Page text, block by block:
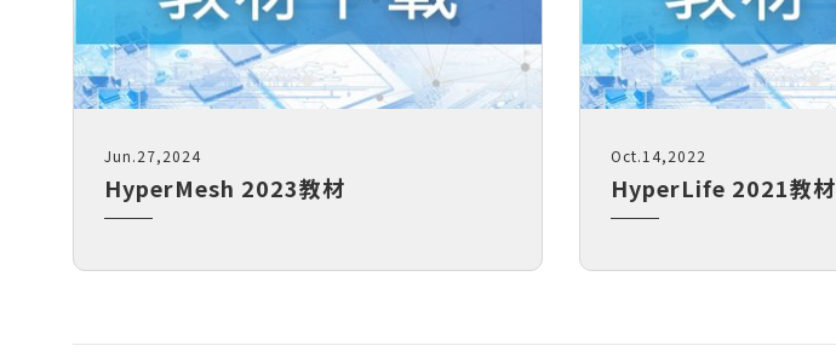
Jun.27,2024
HyperMesh 2023教材
Oct.14,2022
HyperLife 2021教材